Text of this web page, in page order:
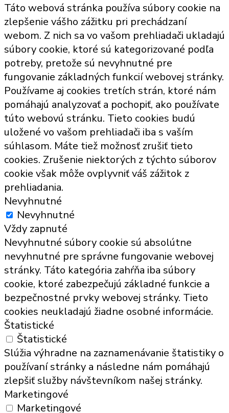
Táto webová stránka používa súbory cookie na
zlepšenie vášho zážitku pri prechádzaní
webom. Z nich sa vo vašom prehliadači ukladajú
súbory cookie, ktoré sú kategorizované podľa
potreby, pretože sú nevyhnutné pre
fungovanie základných funkcií webovej stránky.
Používame aj cookies tretích strán, ktoré nám
pomáhajú analyzovať a pochopiť, ako používate
túto webovú stránku. Tieto cookies budú
uložené vo vašom prehliadači iba s vaším
súhlasom. Máte tiež možnosť zrušiť tieto
cookies. Zrušenie niektorých z týchto súborov
cookie však môže ovplyvniť váš zážitok z
prehliadania.
Nevyhnutné
Nevyhnutné
Vždy zapnuté
Nevyhnutné súbory cookie sú absolútne
nevyhnutné pre správne fungovanie webovej
stránky. Táto kategória zahŕňa iba súbory
cookie, ktoré zabezpečujú základné funkcie a
bezpečnostné prvky webovej stránky. Tieto
cookies neukladajú žiadne osobné informácie.
Štatistické
Štatistické
Slúžia výhradne na zaznamenávanie štatistiky o
používaní stránky a následne nám pomáhajú
zlepšiť služby návštevníkom našej stránky.
Marketingové
Marketingové